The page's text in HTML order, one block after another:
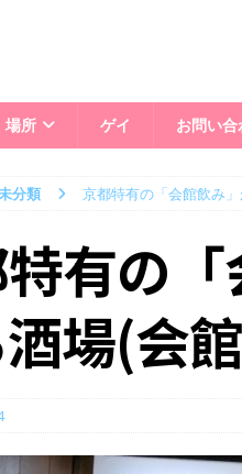
場所 ゲイ お問い合
分類 京都特有の「会館飲み
有の
場(会